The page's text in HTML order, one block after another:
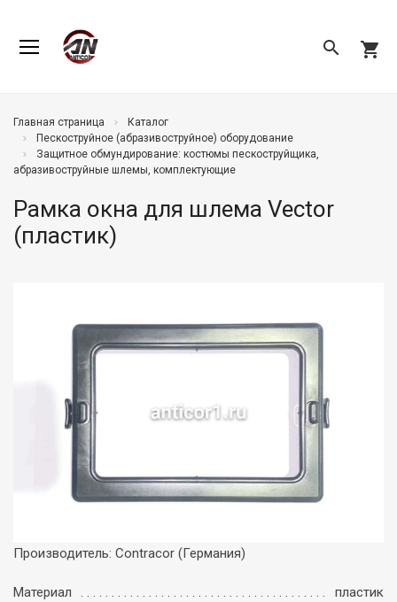
search shopping_cart
Главная страница
Каталог
Пескоструйное (абразивоструйное) оборудование
Защитное обмундирование: костюмы пескоструйщика,
абразивоструйные шлемы, комплектующие
Рамка окна для шлема Vector
(пластик)
Производитель: Contracor (Германия)
Материал пластик